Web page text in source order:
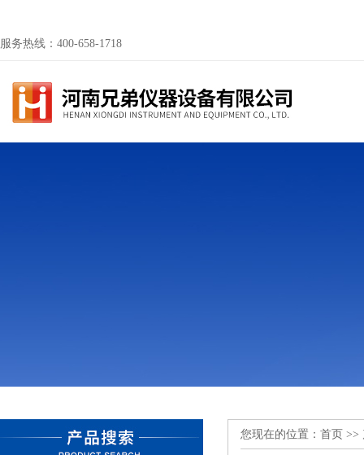
服务热线：400-658-1718
您现在的位置： 首页 >>